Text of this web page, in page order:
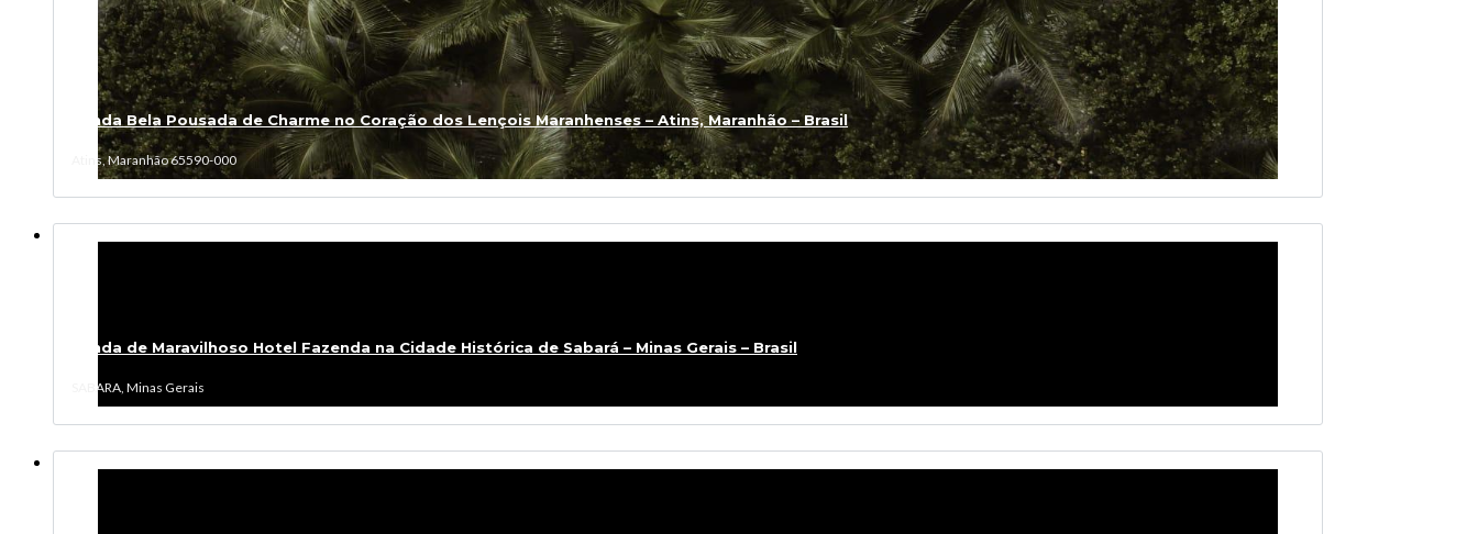
Venda Bela Pousada de Charme no Coração dos Lençois Maranhenses – Atins, Maranhão – Brasil
Atins, Maranhão 65590-000
Venda de Maravilhoso Hotel Fazenda na Cidade Histórica de Sabará – Minas Gerais – Brasil
SABARA, Minas Gerais